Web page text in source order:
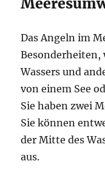
Das Angeln im
Besonderheiten,
Wassers und
von einem See
Sie haben zwei
Sie können
der Mitte des
aus.